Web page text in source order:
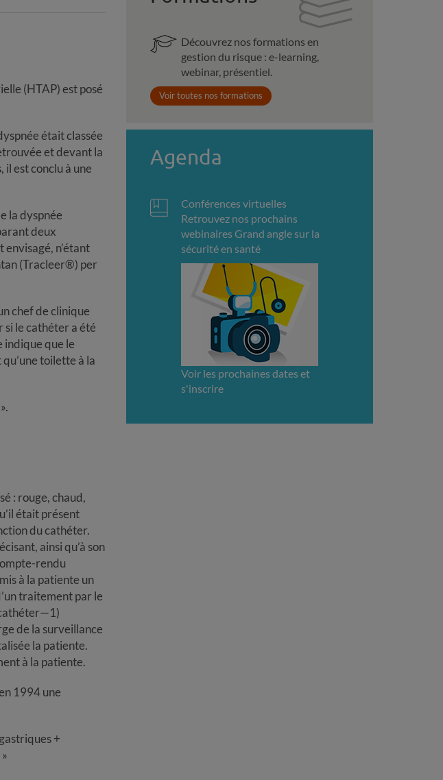
(HTAP) est posé
était classée
et devant la
il est conclu à une
la dyspnée
deux
n’étant
(Tracleer®) per
chef de clinique
si le cathéter a été
indique que le
toilette à la
: rouge, chaud,
était présent
du cathéter.
ainsi qu’à son
rendu
à la patiente un
traitement par le
de la surveillance
la patiente.
à la patiente.
1994 une
+
Découvrez nos formations en
gestion du risque : e-learning,
webinar, présentiel.
Voir toutes nos formations
Agenda
Conférences virtuelles
Retrouvez nos prochains
webinaires Grand angle sur la
sécurité en santé
Voir les prochaines dates et
s'inscrire